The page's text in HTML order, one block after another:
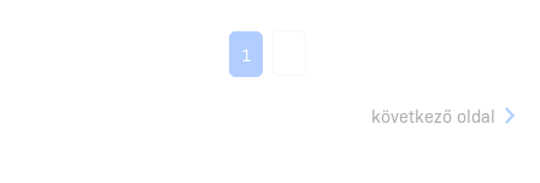
1
következő oldal